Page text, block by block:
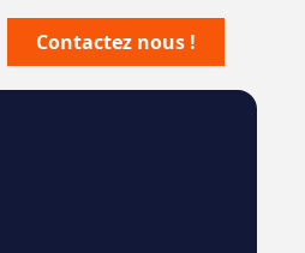
Contactez nous !